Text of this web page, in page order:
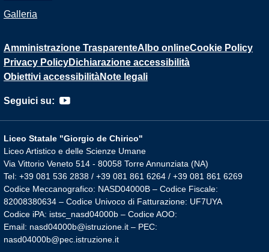
Galleria
Amministrazione TrasparenteAlbo onlineCookie Policy
Privacy PolicyDichiarazione accessibilità
Obiettivi accessibilitàNote legali
Seguici su:
Liceo Statale "Giorgio de Chirico"
Liceo Artistico e delle Scienze Umane
Via Vittorio Veneto 514 - 80058 Torre Annunziata (NA)
Tel: +39 081 536 2838 / +39 081 861 6264 / +39 081 861 6269
Codice Meccanografico: NASD04000B – Codice Fiscale:
82008380634 – Codice Univoco di Fatturazione: UF7UYA
Codice iPA: istsc_nasd04000b – Codice AOO:
Email: nasd04000b@istruzione.it – PEC:
nasd04000b@pec.istruzione.it